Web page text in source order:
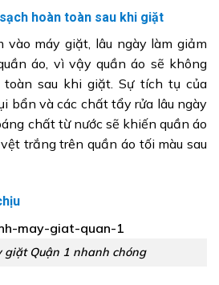
hoàn toàn sau khi giặt
vào máy giặt, lâu ngày làm giảm
áo, vì vậy quần áo sẽ không
sau khi giặt. Sự tích tụ của
bẩn và các chất tẩy rửa lâu ngày
chất từ nước sẽ khiến quần áo
trắng trên quần áo tối màu sau
giặt Quận 1 nhanh chóng